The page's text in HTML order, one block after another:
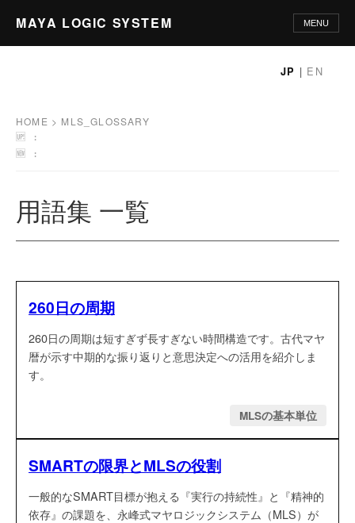
MAYA LOGIC SYSTEM MENU
PRINCIPLES
APPLICATIONS
└ 用語集一覧
└ MLSの基本単位
└ 応用・実践
ABOUT
JP | EN
HOME > MLS_GLOSSARY
🆙 :
🆕 :
用語集 一覧
260日の周期
260日の周期は短すぎず長すぎない時間構造です。古代マヤ
暦が示す中期的な振り返りと意思決定への活用を紹介しま
す。
MLSの基本単位
SMARTの限界とMLSの役割
一般的なSMART目標が抱える『実行の持続性』と『精神的
依存』の課題を、永峰式マヤロジックシステム（MLS）が